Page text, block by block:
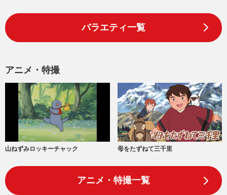
バラエティ一覧
アニメ・特撮
山ねずみロッキーチャック 母をたずねて三千里
アニメ・特撮一覧